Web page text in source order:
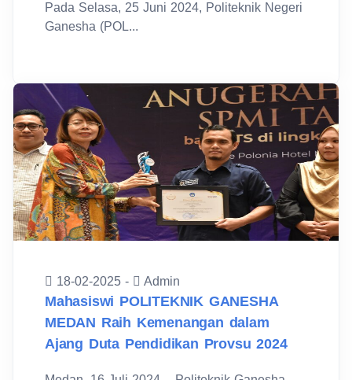
Pada Selasa, 25 Juni 2024, Politeknik Negeri
Ganesha (POL...
18-02-2025 - Admin
Mahasiswi POLITEKNIK GANESHA
MEDAN Raih Kemenangan dalam
Ajang Duta Pendidikan Provsu 2024